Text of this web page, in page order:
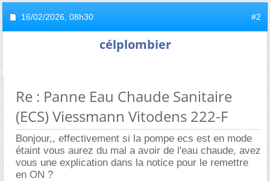
16/02/2026, 08h30 #2
célplombier
Re : Panne Eau Chaude Sanitaire
(ECS) Viessmann Vitodens 222-F
Bonjour,, effectivement si la pompe ecs est en mode
étaint vous aurez du mal a avoir de l'eau chaude, avez
vous une explication dans la notice pour le remettre
en ON ?